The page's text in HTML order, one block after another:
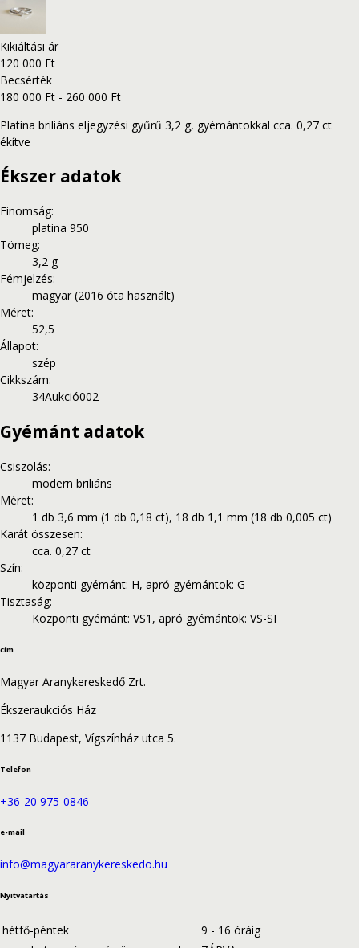
Kikiáltási ár
120 000 Ft
Becsérték
180 000 Ft - 260 000 Ft
Platina briliáns eljegyzési gyűrű 3,2 g, gyémántokkal cca. 0,27 ct
ékítve
Ékszer adatok
Finomság:
platina 950
Tömeg:
3,2 g
Fémjelzés:
magyar (2016 óta használt)
Méret:
52,5
Állapot:
szép
Cikkszám:
34Aukció002
Gyémánt adatok
Csiszolás:
modern briliáns
Méret:
1 db 3,6 mm (1 db 0,18 ct), 18 db 1,1 mm (18 db 0,005 ct)
Karát összesen:
cca. 0,27 ct
Szín:
központi gyémánt: H, apró gyémántok: G
Tisztaság:
Központi gyémánt: VS1, apró gyémántok: VS-SI
cím
Magyar Aranykereskedő Zrt.
Ékszeraukciós Ház
1137 Budapest, Vígszínház utca 5.
Telefon
+36-20 975-0846
e-mail
info@magyararanykereskedo.hu
Nyitvatartás
hétfő-péntek
9 - 16 óráig